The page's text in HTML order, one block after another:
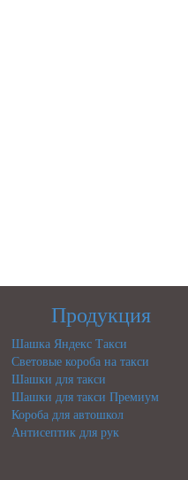
Продукция
Шашка Яндекс Такси
Световые короба на такси
Шашки для такси
Шашки для такси Премиум
Короба для автошкол
Антисептик для рук